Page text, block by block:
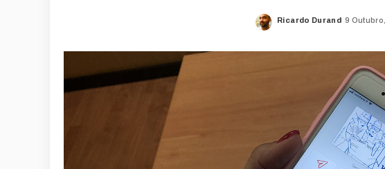
Posted
Ricardo Durand 9